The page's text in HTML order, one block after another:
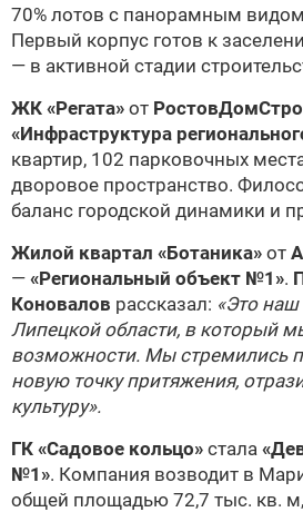
70% лотов с панорамным
Первый корпус готов к
— в активной стадии
ЖК «Регата» от
«Инфраструктура
квартир, 102 парковочных
дворовое пространство.
баланс городской динамики и
Жилой квартал «Ботаника» от
— «Региональный объект №1».
Коновалов рассказал: «Это
Липецкой области, в который
возможности. Мы стремились
новую точку притяжения,
культуру».
ГК «Садовое кольцо» стала
№1». Компания возводит в
общей площадью 72,7 тыс. кв.